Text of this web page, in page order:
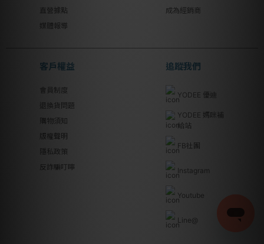
直營據點
媒體報導
成為經銷商
客戶權益
會員制度
退換貨問題
購物須知
版權聲明
隱私政策
反詐騙叮嚀
追蹤我們
YODEE 優迪
YODEE 媽咪補
給站
FB社團
Instagram
Youtube
Line@